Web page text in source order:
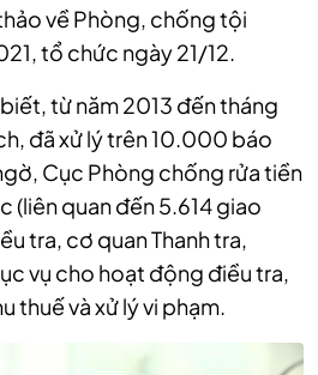
về Phòng, chống tội
tổ chức ngày 21/12.
từ năm 2013 đến tháng
đã xử lý trên 10.000 báo
Cục Phòng chống rửa tiền
(liên quan đến 5.614 giao
tra, cơ quan Thanh tra,
vụ cho hoạt động điều tra,
thuế và xử lý vi phạm.